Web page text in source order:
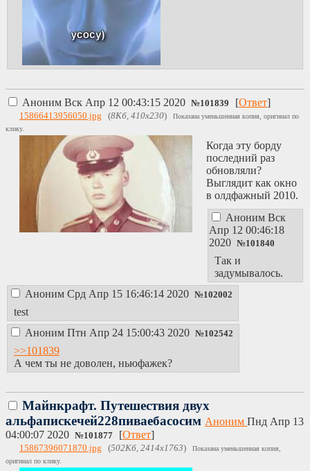
Аноним Вск Апр 12 00:43:15 2020 №101839 [Ответ]
15866413956050.jpg (8Кб, 410x230)
Показана уменьшенная копия, оригинал по
клику.
Когда эту борду
последний раз
обновляли?
Выглядит как окно
в олдфажный 2010.
Аноним Вск
Апр 12 00:46:18
2020 №101840
Так и
задумывалось.
Аноним Срд Апр 15 16:46:14 2020 №102002
test
Аноним Птн Апр 24 15:00:43 2020 №102542
>>101839
А чем ты не доволен, ньюфажек?
Майнкрафт. Путешествия двух
альфапискечей228пиваебасосим Аноним Пнд Апр 13
04:00:07 2020 №101877 [Ответ]
15867396071870.jpg (502Кб, 2414x1763)
Показана уменьшенная копия,
оригинал по клику.